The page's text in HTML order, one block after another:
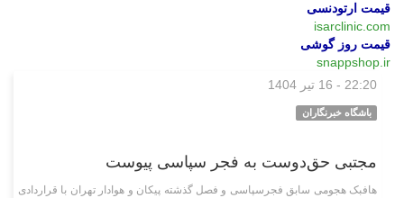
قیمت ارتودنسی
isarclinic.com
قیمت روز گوشی
snappshop.ir
22:20 - 16 تیر 1404
باشگاه خبرنگاران
‌مجتبی حق‌دوست به فجر سپاسی پیوست‌
‌هافبک هجومی سابق فجرسپاسی و فصل گذشته پیکان و هوادار تهران با قراردادی